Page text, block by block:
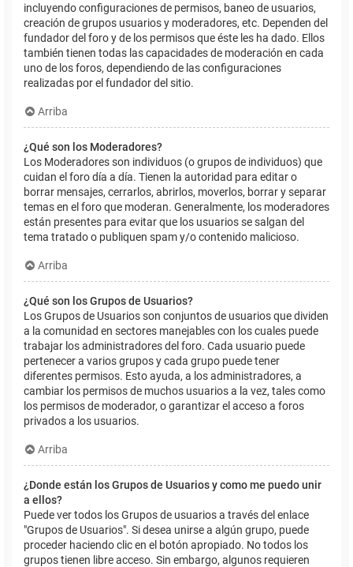
incluyendo configuraciones de permisos, baneo de usuarios,
creación de grupos usuarios y moderadores, etc. Dependen del
fundador del foro y de los permisos que éste les ha dado. Ellos
también tienen todas las capacidades de moderación en cada
uno de los foros, dependiendo de las configuraciones
realizadas por el fundador del sitio.
Arriba
¿Qué son los Moderadores?
Los Moderadores son individuos (o grupos de individuos) que
cuidan el foro día a día. Tienen la autoridad para editar o
borrar mensajes, cerrarlos, abrirlos, moverlos, borrar y separar
temas en el foro que moderan. Generalmente, los moderadores
están presentes para evitar que los usuarios se salgan del
tema tratado o publiquen spam y/o contenido malicioso.
Arriba
¿Qué son los Grupos de Usuarios?
Los Grupos de Usuarios son conjuntos de usuarios que dividen
a la comunidad en sectores manejables con los cuales puede
trabajar los administradores del foro. Cada usuario puede
pertenecer a varios grupos y cada grupo puede tener
diferentes permisos. Esto ayuda, a los administradores, a
cambiar los permisos de muchos usuarios a la vez, tales como
los permisos de moderador, o garantizar el acceso a foros
privados a los usuarios.
Arriba
¿Donde están los Grupos de Usuarios y como me puedo unir
a ellos?
Puede ver todos los Grupos de usuarios a través del enlace
"Grupos de Usuarios". Si desea unirse a algún grupo, puede
proceder haciendo clic en el botón apropiado. No todos los
grupos tienen libre acceso. Sin embargo, algunos requieren